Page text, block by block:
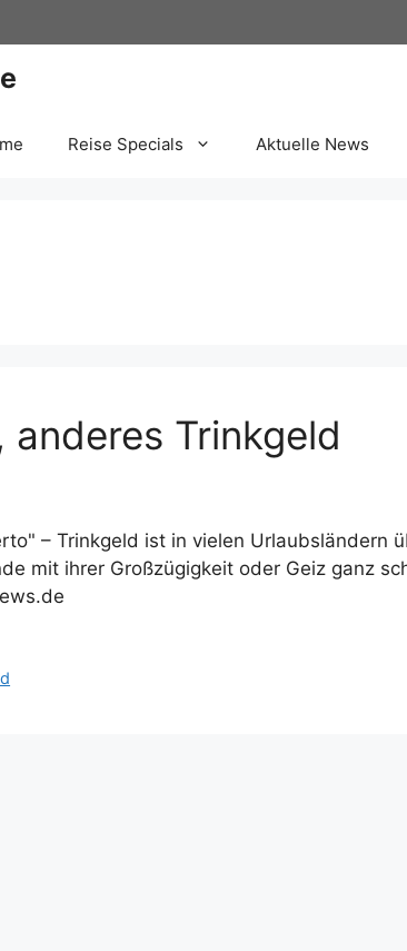
Reise Specials Aktuelle News
anderes Trinkgeld
– Trinkgeld ist in vielen Urlaubsländern
mit ihrer Großzügigkeit oder Geiz ganz